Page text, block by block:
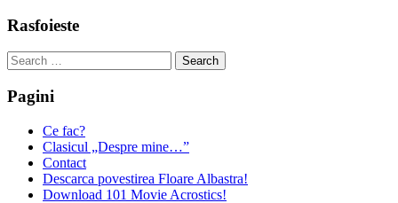
Rasfoieste
Search
for:
Pagini
Ce fac?
Clasicul „Despre mine…”
Contact
Descarca povestirea Floare Albastra!
Download 101 Movie Acrostics!